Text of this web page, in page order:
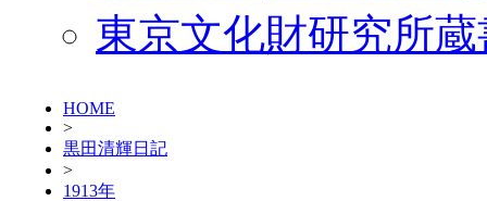
東京文化財研究所
HOME
>
黒田清輝日記
>
1913年